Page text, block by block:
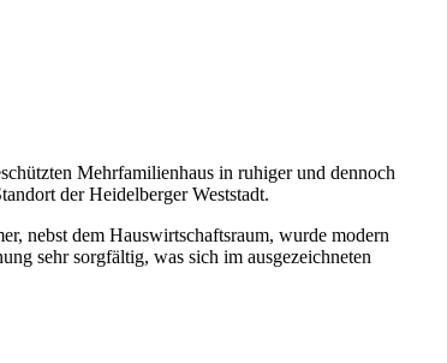
Mehrfamilienhaus in ruhiger und dennoch
der Heidelberger Weststadt.
nebst dem Hauswirtschaftsraum, wurde modern
sehr sorgfältig, was sich im ausgezeichneten